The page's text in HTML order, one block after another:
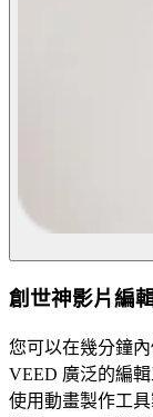
創世神影片編
您可以在幾分鐘
VEED 廣泛的編
使用動畫製作工